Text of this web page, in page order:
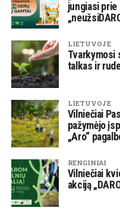
jungiasi
LIETUVOJE
Tvarkymosi
talkas ir
LIETUVOJE
Vilniečiai
pažymėjo
„Aro“
RENGINIAI
Vilniečiai
akciją